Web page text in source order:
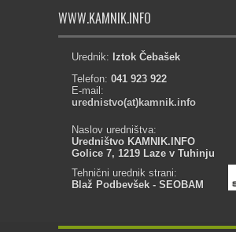
WWW.KAMNIK.INFO
Urednik: Iztok Čebašek
Telefon: 041 923 922
E-mail:
urednistvo(at)kamnik.info
Naslov uredništva:
Uredništvo KAMNIK.INFO
Golice 7, 1219 Laze v Tuhinju
Tehnični urednik strani:
Blaž Podbevšek - SEOBAM